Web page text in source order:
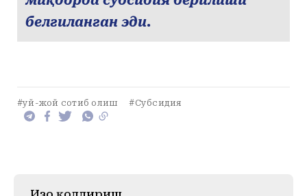
белгиланган эди.
#уй-жой сотиб олиш #Субсидия